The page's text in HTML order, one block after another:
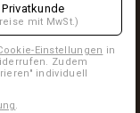
Privatkunde
mit MwSt.)
Einstellungen in
Zudem
individuell